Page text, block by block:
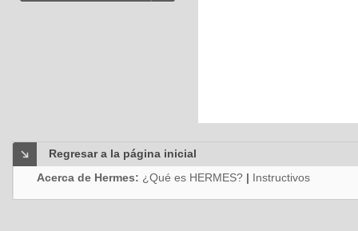
Regresar a la página inicial
Acerca de Hermes: ¿Qué es HERMES? | Instructivos